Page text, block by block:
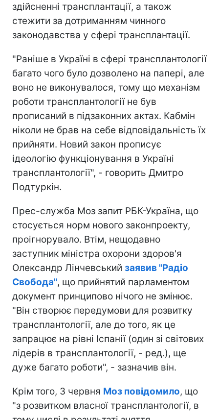
здійсненні трансплантації, а також
стежити за дотриманням чинного
законодавства у сфері трансплантації.
"Раніше в Україні в сфері трансплантології
багато чого було дозволено на папері, але
воно не виконувалося, тому що механізм
роботи трансплантології не був
прописаний в підзаконних актах. Кабмін
ніколи не брав на себе відповідальність їх
прийняти. Новий закон прописує
ідеологію функціонування в Україні
трансплантології", - говорить Дмитро
Подтуркін.
Прес-служба Моз запит РБК-Україна, що
стосується норм нового законпроекту,
проігнорувало. Втім, нещодавно
заступник міністра охорони здоров'я
Олександр Лінчевський заявив "Радіо
Свобода", що прийнятий парламентом
документ принципово нічого не змінює.
"Він створює передумови для розвитку
трансплантології, але до того, як це
запрацює на рівні Іспанії (один зі світових
лідерів в трансплантології, - ред.), ще
дуже багато роботи", - зазначив він.
Крім того, 3 червня Моз повідомило, що
"з розвитком власної трансплантології, в